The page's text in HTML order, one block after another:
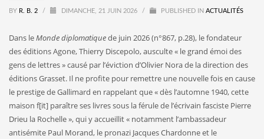
BY R. B. 2 / DIMANCHE, 21 JUIN 2026 / PUBLISHED IN ACTUALITÉS
Dans leMonde diplomatiquede juin 2026 (n°867, p.28), le fondateur
des éditions Agone, Thierry Discepolo, ausculte « le grand émoi des
gens de lettres » causé par l’éviction d’Olivier Nora de la direction des
éditions Grasset. Il ne profite pour remettre une nouvelle fois en cause
le prestige de Gallimard en rappelant que « dès l’automne 1940, cette
maison f[it] paraître ses livres sous la férule de l’écrivain fasciste Pierre
Drieu la Rochelle », qui y accueillit « notamment l’ambassadeur
antisémite Paul Morand, le pronazi Jacques Chardonne et le